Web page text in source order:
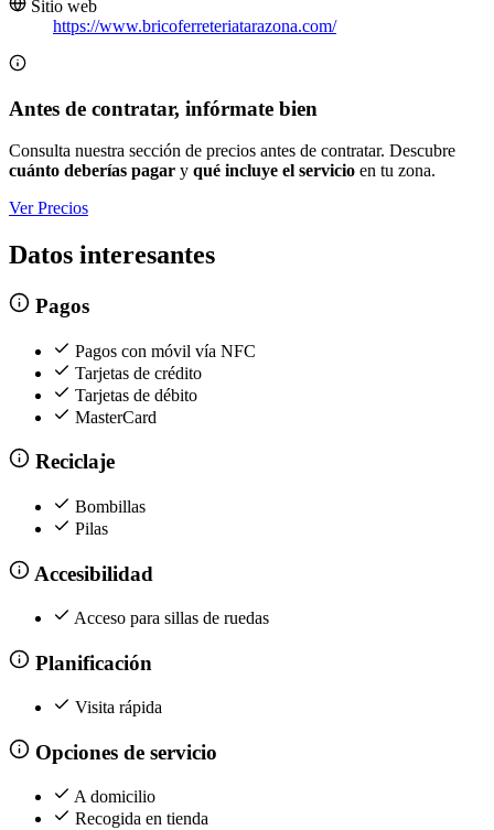
Sitio web
https://www.bricoferreteriatarazona.com/
Antes de contratar, infórmate bien
Consulta nuestra sección de precios antes de contratar. Descubre
cuánto deberías pagar y qué incluye el servicio en tu zona.
Ver Precios
Datos interesantes
Pagos
Pagos con móvil vía NFC
Tarjetas de crédito
Tarjetas de débito
MasterCard
Reciclaje
Bombillas
Pilas
Accesibilidad
Acceso para sillas de ruedas
Planificación
Visita rápida
Opciones de servicio
A domicilio
Recogida en tienda